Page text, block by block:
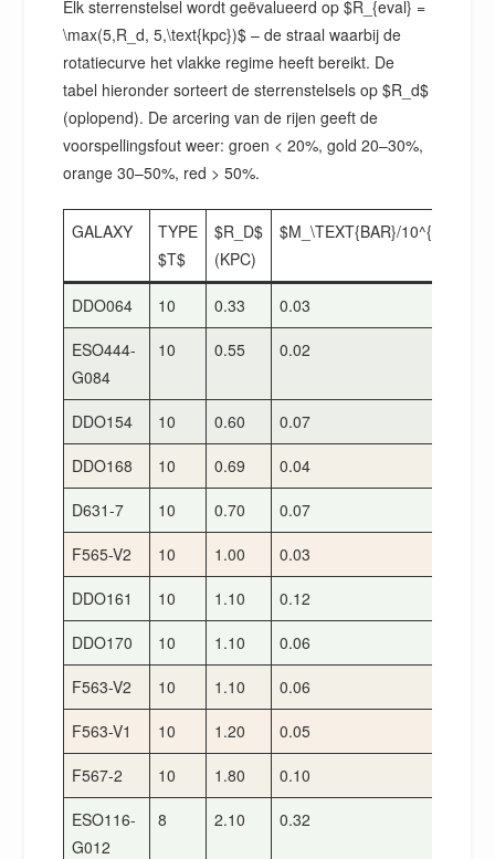
Elk sterrenstelsel wordt geëvalueerd op $R_{eval} =
\max(5,R_d, 5,\text{kpc})$ – de straal waarbij de
rotatiecurve het vlakke regime heeft bereikt. De
tabel hieronder sorteert de sterrenstelsels op $R_d$
(oplopend). De arcering van de rijen geeft de
voorspellingsfout weer: groen < 20%, gold 20–30%,
orange 30–50%, red > 50%.
GALAXY
TYPE
$T$
$R_D$
(KPC)
$M_\TEXT{BAR}/10^{10}$
DDO064 10 0.33 0.03
ESO444-
G084
10 0.55 0.02
DDO154 10 0.60 0.07
DDO168
10 0.69 0.04
D631-7
10 0.70 0.07
F565-V2
10 1.00 0.03
DDO161
10 1.10 0.12
DDO170
10 1.10 0.06
F563-V2
10 1.10 0.06
F563-V1
10 1.20 0.05
F567-2
10 1.80 0.10
ESO116-
G012
8 2.10 0.32